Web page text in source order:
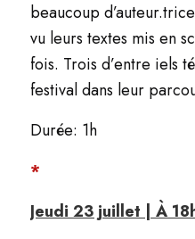
beaucoup
vu leurs textes mis en
fois. Trois d’entre iels
festival dans leur
Durée: 1h
*
Jeudi 23 juillet | À